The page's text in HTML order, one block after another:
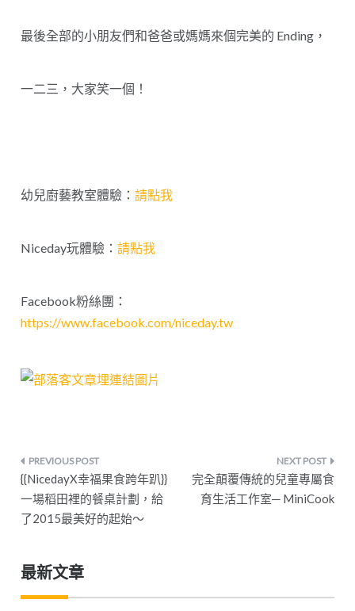
最後全部的小朋友們和爸爸或媽媽來個完美的 Ending，
一二三，大家笑一個 ！
幼兒廚藝教室體驗：請點我
Niceday玩體驗：請點我
Facebook粉絲團：
https://www.facebook.com/niceday.tw
文
章
導
覽
{{NicedayX幸福果食跨年趴}}
一場稻田裡的餐桌計劃，給
了2015最美好的起始～
完全顛覆傳統的兒童專屬食
育生活工作室─ MiniCook
最新文章